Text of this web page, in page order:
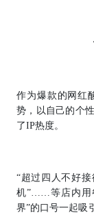
作为爆款的网红
势，以自己的个
了IP热度。
“超过四人不好
机”……等店内用
界”的口号一起吸